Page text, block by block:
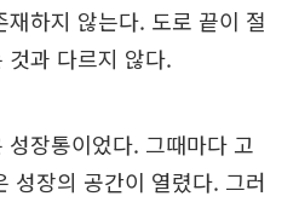
하지 않는다. 도로 끝이 절
것과 다르지 않다.
장통이었다. 그때마다 고
성장의 공간이 열렸다. 그러